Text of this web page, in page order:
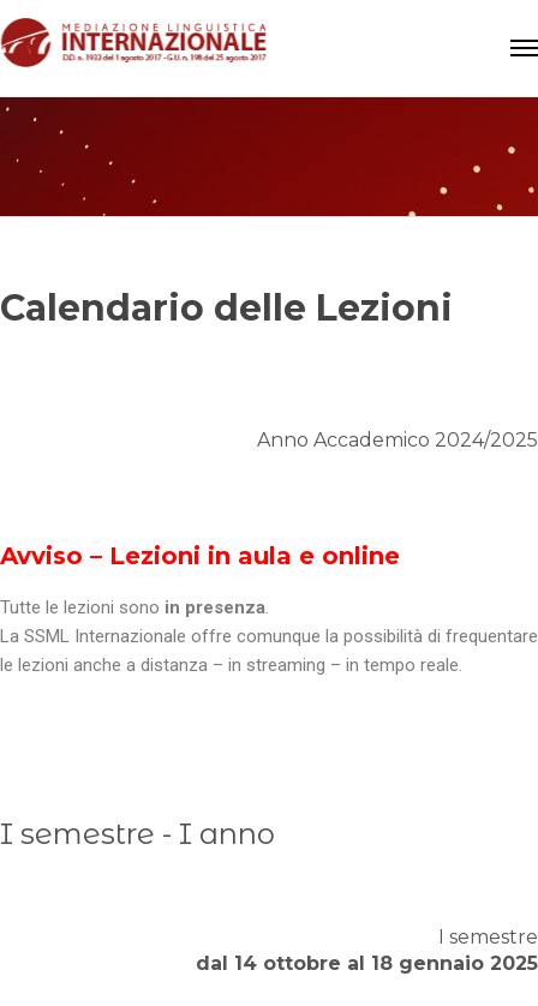
Calendario delle Lezioni
Anno Accademico 2024/2025
Avviso – Lezioni in aula e online
Tutte le lezioni sono in presenza.
La SSML Internazionale offre comunque la possibilità di frequentare
le lezioni anche a distanza – in streaming – in tempo reale.
I semestre - I anno
I semestre
dal 14 ottobre al 18 gennaio 2025